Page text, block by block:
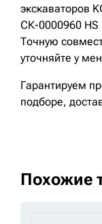
экскаваторов
СК-0000960 HS
Точную
уточняйте у
Гарантируем
подборе,
Похожие